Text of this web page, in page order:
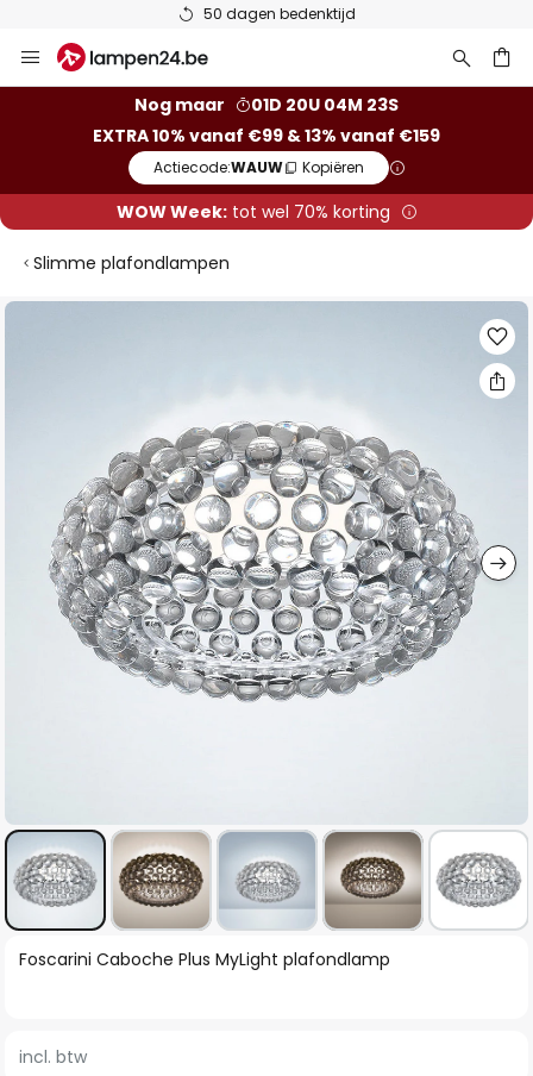
50 dagen bedenktijd
naar
Nog maar
01D 20U 04M 23S
EXTRA 10% vanaf €99 & 13% vanaf €159
Actiecode:WAUW Kopiëren
WOW Week:tot wel 70% korting
Slimme plafondlampen
Ga
afbeeldingen-
gallerij
Ga
van
Foscarini Caboche Plus MyLight plafondlamp
incl. btw